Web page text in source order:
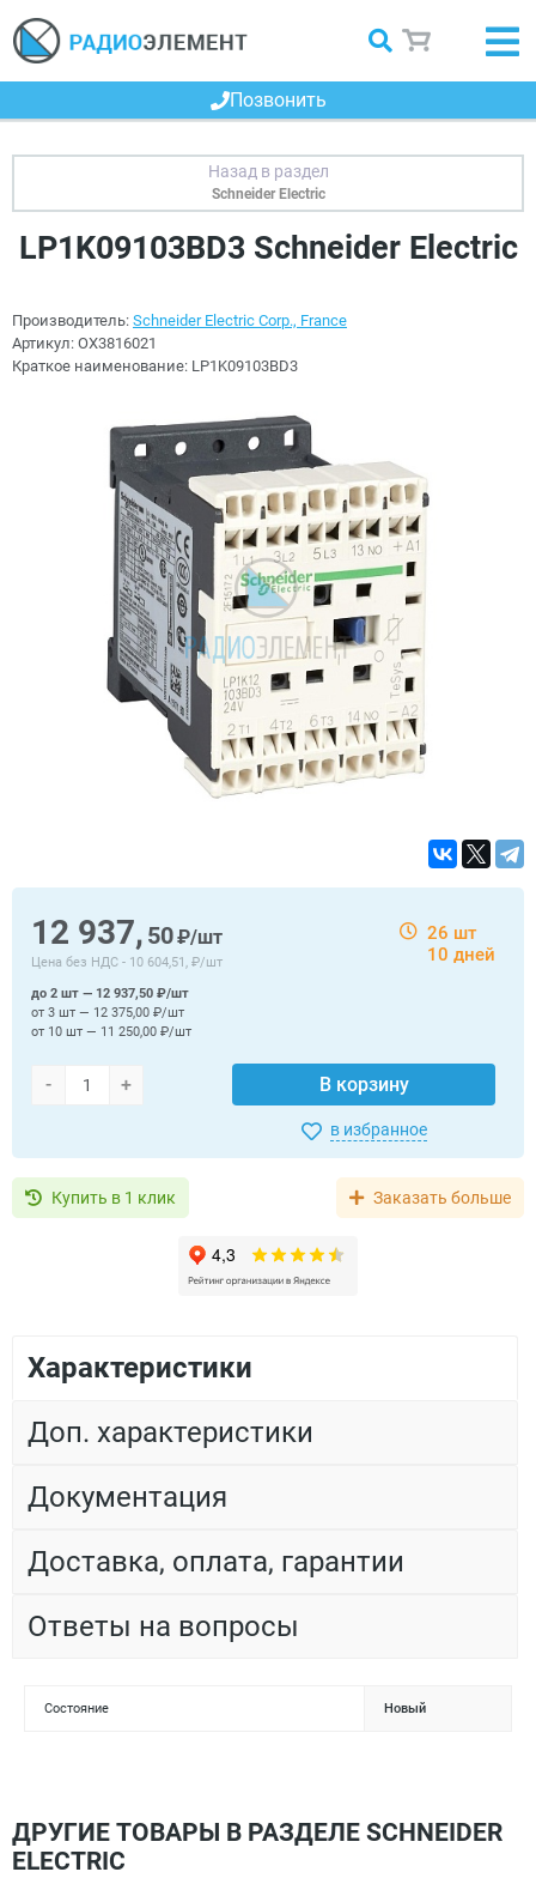
Позвонить
Schneider Electric
LP1K09103BD3 Schneider Electric
Производитель: Schneider Electric Corp., France
Артикул: OX3816021
Краткое наименование: LP1K09103BD3
12 937, 50₽/шт
Цена без НДС - 10 604,51, ₽/шт
26 шт
10 дней
- + В корзину
до 2 шт — 12 937,50 ₽/шт
от 3 шт — 12 375,00 ₽/шт
от 10 шт — 11 250,00 ₽/шт
в избранное
Купить в 1 клик Заказать больше
Характеристики
Доп. характеристики
Документация
Доставка, оплата, гарантии
Ответы на вопросы
Состояние Новый
ДРУГИЕ ТОВАРЫ В РАЗДЕЛЕ SCHNEIDER
ELECTRIC